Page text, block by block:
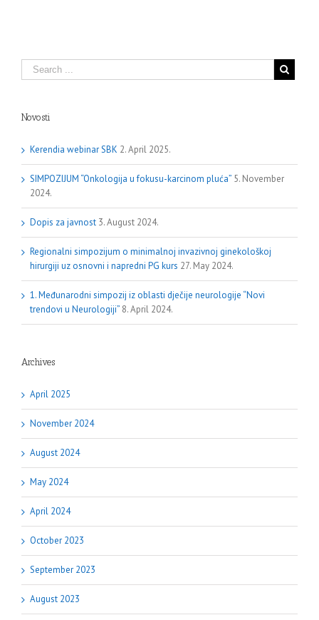
Novosti
Kerendia webinar SBK 2. April 2025.
SIMPOZIJUM “Onkologija u fokusu-karcinom pluća” 5. November
2024.
Dopis za javnost 3. August 2024.
Regionalni simpozijum o minimalnoj invazivnoj ginekološkoj
hirurgiji uz osnovni i napredni PG kurs 27. May 2024.
1. Međunarodni simpozij iz oblasti dječije neurologije “Novi
trendovi u Neurologiji” 8. April 2024.
Archives
April 2025
November 2024
August 2024
May 2024
April 2024
October 2023
September 2023
August 2023